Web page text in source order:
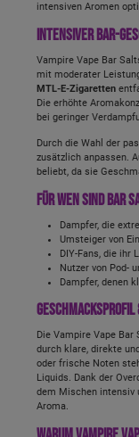
intensiven Aromen
Intensiver Bar-
Vampire Vape Bar
mit moderater
MTL-E-Zigaretten
Die erhöhte
bei geringer
Durch die Wahl der
zusätzlich anpassen.
beliebt, da sie
Für wen sind Bar
Dampfer, die
Umsteiger von
DIY-Fans, die ihr
Nutzer von Pod-
Dampfer, denen
Die Vampire Vape
durch klare, direkte
oder frische Noten
Liquids. Dank der
dem Mischen intensiv
Aroma.